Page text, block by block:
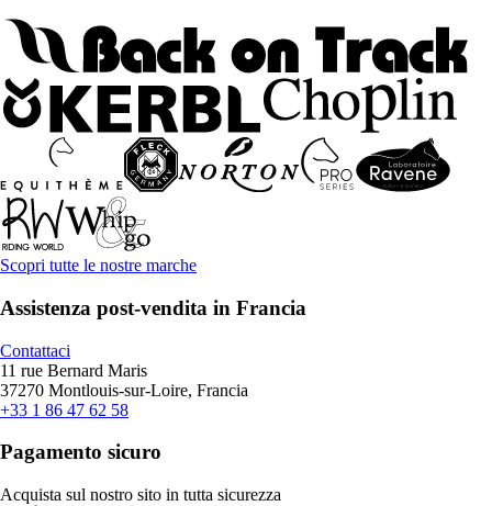
Scopri tutte le nostre marche
Assistenza post-vendita in Francia
Contattaci
11 rue Bernard Maris
37270 Montlouis-sur-Loire, Francia
+33 1 86 47 62 58
Pagamento sicuro
Acquista sul nostro sito in tutta sicurezza